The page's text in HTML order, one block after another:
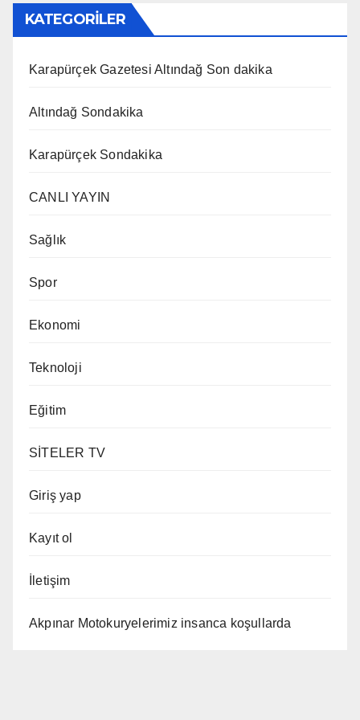
KATEGORİLER
Karapürçek Gazetesi Altındağ Son dakika
Altındağ Sondakika
Karapürçek Sondakika
CANLI YAYIN
Sağlık
Spor
Ekonomi
Teknoloji
Eğitim
SİTELER TV
Giriş yap
Kayıt ol
İletişim
Akpınar Motokuryelerimiz insanca koşullarda